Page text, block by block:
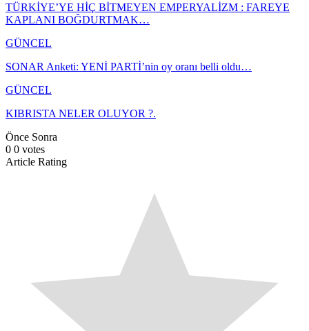
TÜRKİYE’YE HİÇ BİTMEYEN EMPERYALİZM : FAREYE
KAPLANI BOĞDURTMAK…
GÜNCEL
SONAR Anketi: YENİ PARTİ’nin oy oranı belli oldu…
GÜNCEL
KIBRISTA NELER OLUYOR ?.
Önce Sonra
0 0 votes
Article Rating